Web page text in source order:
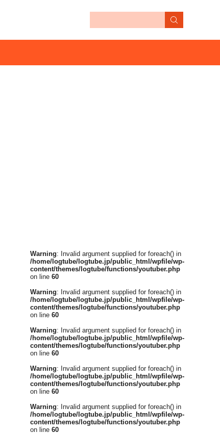
Warning: Invalid argument supplied for foreach() in
/home/logtube/logtube.jp/public_html/wpfile/wp-
content/themes/logtube/functions/youtuber.php
on line 60
Warning: Invalid argument supplied for foreach() in
/home/logtube/logtube.jp/public_html/wpfile/wp-
content/themes/logtube/functions/youtuber.php
on line 60
Warning: Invalid argument supplied for foreach() in
/home/logtube/logtube.jp/public_html/wpfile/wp-
content/themes/logtube/functions/youtuber.php
on line 60
Warning: Invalid argument supplied for foreach() in
/home/logtube/logtube.jp/public_html/wpfile/wp-
content/themes/logtube/functions/youtuber.php
on line 60
Warning: Invalid argument supplied for foreach() in
/home/logtube/logtube.jp/public_html/wpfile/wp-
content/themes/logtube/functions/youtuber.php
on line 60